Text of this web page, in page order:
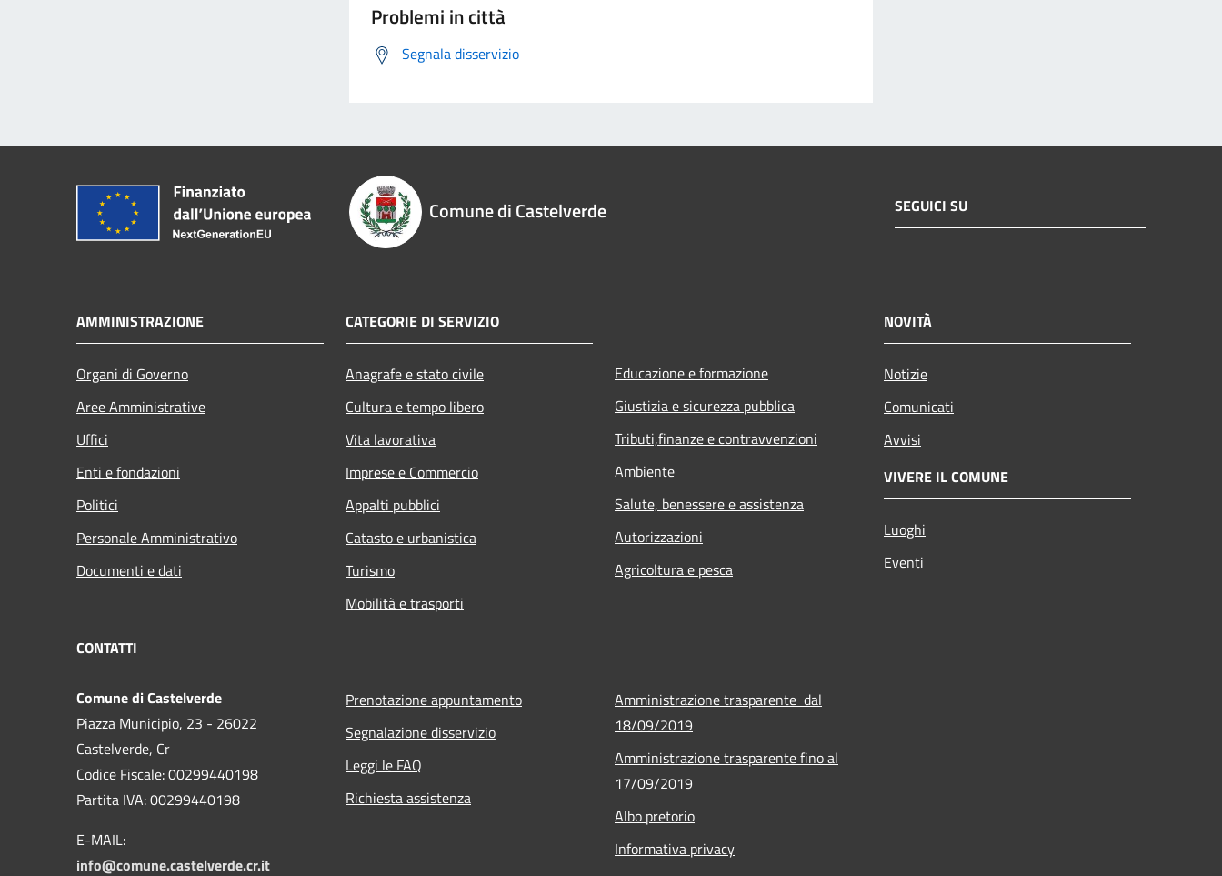
Problemi in città
Segnala disservizio
Comune di Castelverde SEGUICI SU
AMMINISTRAZIONE
Organi di Governo
Aree Amministrative
Uffici
Enti e fondazioni
Politici
Personale Amministrativo
Documenti e dati
CATEGORIE DI SERVIZIO
Anagrafe e stato civile
Cultura e tempo libero
Vita lavorativa
Imprese e Commercio
Appalti pubblici
Catasto e urbanistica
Turismo
Mobilità e trasporti
Educazione e formazione
Giustizia e sicurezza pubblica
Tributi,finanze e contravvenzioni
Ambiente
Salute, benessere e assistenza
Autorizzazioni
Agricoltura e pesca
NOVITÀ
Notizie
Comunicati
Avvisi
VIVERE IL COMUNE
Luoghi
Eventi
CONTATTI
Comune di Castelverde
Piazza Municipio, 23 - 26022
Castelverde, Cr
Codice Fiscale: 00299440198
Partita IVA: 00299440198
E-MAIL:
info@comune.castelverde.cr.it
Prenotazione appuntamento
Segnalazione disservizio
Leggi le FAQ
Richiesta assistenza
Amministrazione trasparente dal
18/09/2019
Amministrazione trasparente fino al
17/09/2019
Albo pretorio
Informativa privacy